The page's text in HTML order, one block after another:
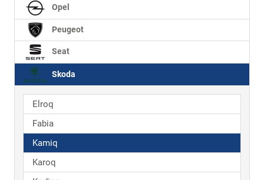
Opel
Peugeot
Seat
Skoda
Elroq
Fabia
Kamiq
Karoq